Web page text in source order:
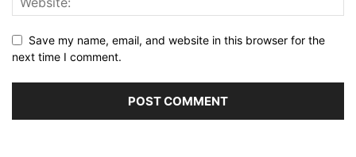
Save my name, email, and website in this browser for the
next time I comment.